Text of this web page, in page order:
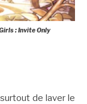
: Invite Only
de laver le